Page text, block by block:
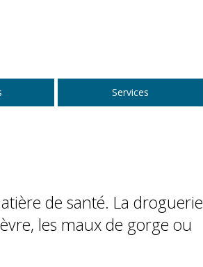
Services
de santé. La droguerie
les maux de gorge ou